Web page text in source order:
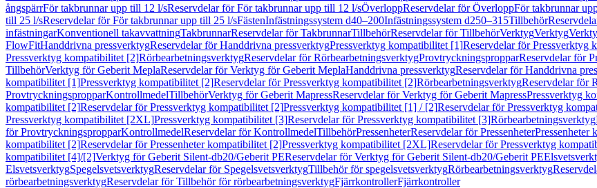
ångspärrFör takbrunnar upp till 12 l/sReservdelar för För takbrunnar upp till 12 l/sÖverloppReservdelar för ÖverloppFör takbrunnar
till 25 l/sReservdelar för För takbrunnar upp till 25 l/sFästenInfästningssystem d40–200Infästningssystem d250–315Tillbehör
infästningarKonventionell takavvattningTakbrunnarReservdelar för TakbrunnarTillbehörReservdelar för TillbehörVerktygVerktyg
FlowFitHanddrivna pressverktygReservdelar för Handdrivna pressverktygPressverktyg kompatibilitet [1]Reservdelar för Pressverktyg
Pressverktyg kompatibilitet [2]RörbearbetningsverktygReservdelar för RörbearbetningsverktygProvtryckningspropparReservdelar för
TillbehörVerktyg för Geberit MeplaReservdelar för Verktyg för Geberit MeplaHanddrivna pressverktygReservdelar för Handdrivna
kompatibilitet [1]Pressverktyg kompatibilitet [2]Reservdelar för Pressverktyg kompatibilitet [2]RörbearbetningsverktygReservdelar för
ProvtryckningspropparKontrollmedelTillbehörVerktyg för Geberit MapressReservdelar för Verktyg för Geberit MapressPressverktyg
kompatibilitet [2]Reservdelar för Pressverktyg kompatibilitet [2]Pressverktyg kompatibilitet [1] / [2]Reservdelar för Pressverktyg
Pressverktyg kompatibilitet [2XL]Pressverktyg kompatibilitet [3]Reservdelar för Pressverktyg kompatibilitet [3]Rörbearbetningsverktyg
för ProvtryckningspropparKontrollmedelReservdelar för KontrollmedelTillbehörPressenheterReservdelar för PressenheterPressenheter
kompatibilitet [2]Reservdelar för Pressenheter kompatibilitet [2]Pressverktyg kompatibilitet [2XL]Reservdelar för Pressverktyg
kompatibilitet [4]/[2]Verktyg för Geberit Silent-db20/Geberit PEReservdelar för Verktyg för Geberit Silent-db20/Geberit PE
ElsvetsverktygSpegelsvetsverktygReservdelar för SpegelsvetsverktygTillbehör för spegelsvetsverktygRörbearbetningsverktyg
rörbearbetningsverktygReservdelar för Tillbehör för rörbearbetningsverktygFjärrkontrollerFjärrkontroller